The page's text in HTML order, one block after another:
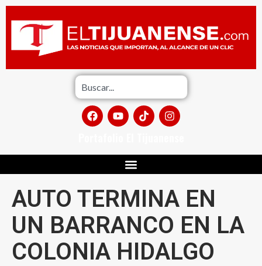
AUTO TERMINA EN
UN BARRANCO EN LA
COLONIA HIDALGO